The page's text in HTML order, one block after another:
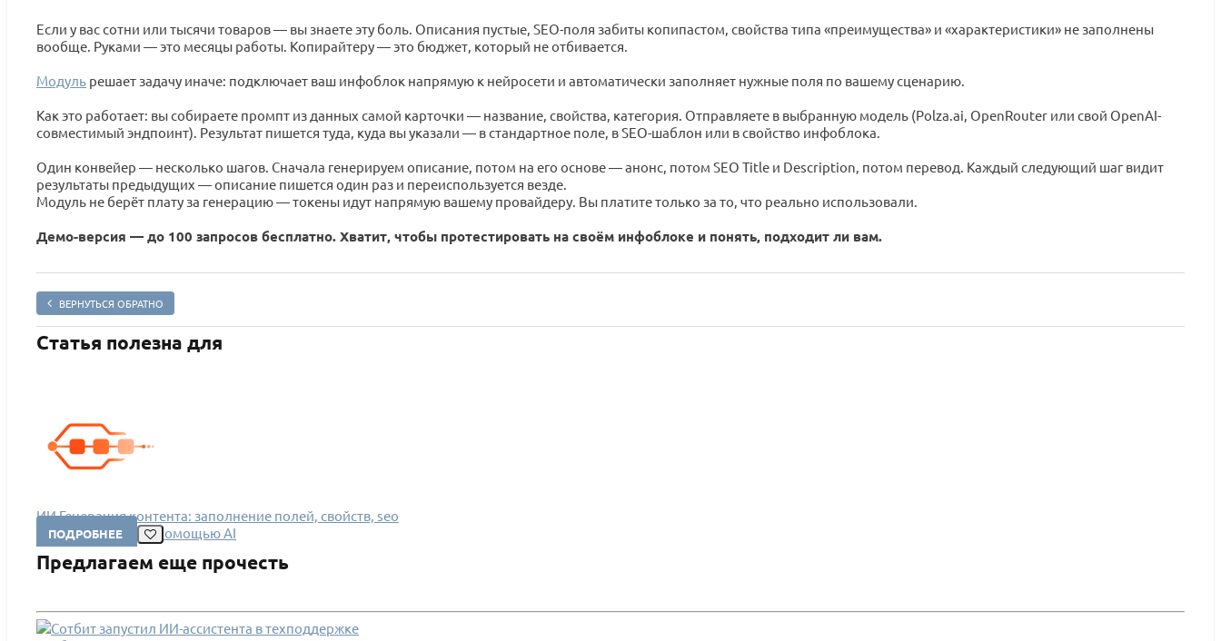
Если у вас сотни или тысячи товаров — вы знаете эту боль. Описания пустые, SEO-поля забиты копипастом, свойства типа «преимущества» и «характеристики» не заполнены
вообще. Руками — это месяцы работы. Копирайтеру — это бюджет, который не отбивается.
Модуль решает задачу иначе: подключает ваш инфоблок напрямую к нейросети и автоматически заполняет нужные поля по вашему сценарию.
Как это работает: вы собираете промпт из данных самой карточки — название, свойства, категория. Отправляете в выбранную модель (Polza.ai, OpenRouter или свой OpenAI-
совместимый эндпоинт). Результат пишется туда, куда вы указали — в стандартное поле, в SEO-шаблон или в свойство инфоблока.
Один конвейер — несколько шагов. Сначала генерируем описание, потом на его основе — анонс, потом SEO Title и Description, потом перевод. Каждый следующий шаг видит
результаты предыдущих — описание пишется один раз и переиспользуется везде.
Модуль не берёт плату за генерацию — токены идут напрямую вашему провайдеру. Вы платите только за то, что реально использовали.
Демо-версия — до 100 запросов бесплатно. Хватит, чтобы протестировать на своём инфоблоке и понять, подходит ли вам.
ВЕРНУТЬСЯ ОБРАТНО
Статья полезна для
ИИ Генерация контента: заполнение полей, свойств, seo
для инфоблоков с помощью AI
ПОДРОБНЕЕ
Предлагаем еще прочесть